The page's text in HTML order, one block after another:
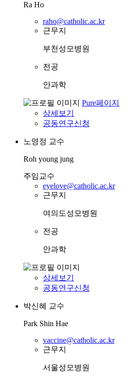
Ra Ho
raho@catholic.ac.kr
근무지
부천성모병원
전공
안과학
Pure페이지
상세보기
공동연구신청
노영정 교수
Roh young jung
주임교수
eyelove@catholic.ac.kr
근무지
여의도성모병원
전공
안과학
상세보기
공동연구신청
박신혜 교수
Park Shin Hae
vaccine@catholic.ac.kr
근무지
서울성모병원